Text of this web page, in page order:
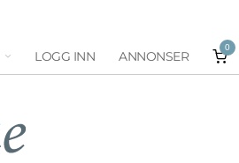
LOGG INN ANNONSER
0